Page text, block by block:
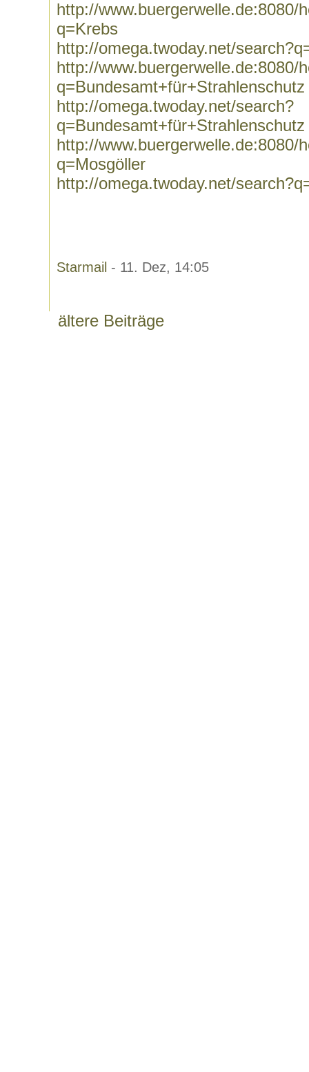
http://www.buergerwelle.de:8080/
q=Krebs
http://omega.twoday.net/
http://www.buergerwelle.de:8080/
q=Bundesamt+für+Strahlenschutz
http://omega.twoday.net/search?
q=Bundesamt+für+Strahlenschutz
http://www.buergerwelle.de:8080/
q=Mosgöller
http://omega.twoday.net/
Starmail - 11. Dez, 14:05
ältere Beiträge